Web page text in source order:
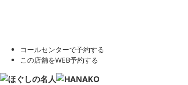
コールセンターで予約する
この店舗をWEB予約する